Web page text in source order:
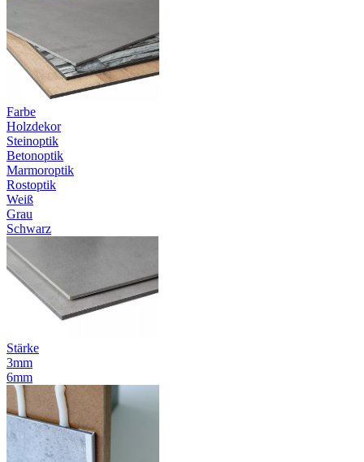
Farbe
Holzdekor
Steinoptik
Betonoptik
Marmoroptik
Rostoptik
Weiß
Grau
Schwarz
Stärke
3mm
6mm